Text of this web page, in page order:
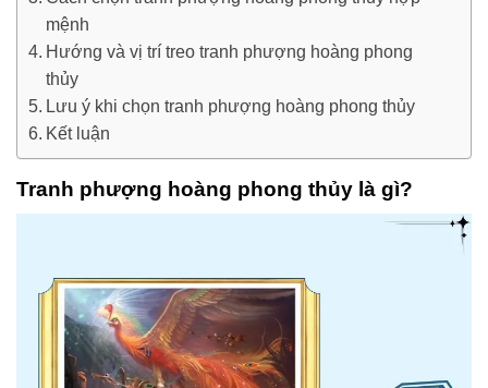
mệnh
Hướng và vị trí treo tranh phượng hoàng phong
thủy
Lưu ý khi chọn tranh phượng hoàng phong thủy
Kết luận
Tranh phượng hoàng phong thủy là gì?